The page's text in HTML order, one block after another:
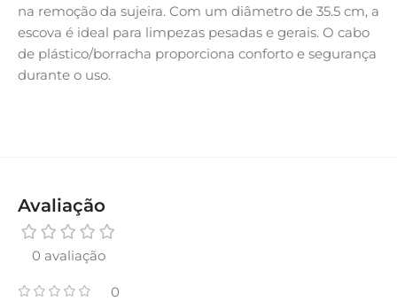
na remoção da sujeira. Com um diâmetro de 35.5 cm, a
escova é ideal para limpezas pesadas e gerais. O cabo
de plástico/borracha proporciona conforto e segurança
durante o uso.
Avaliação
0 avaliação
0